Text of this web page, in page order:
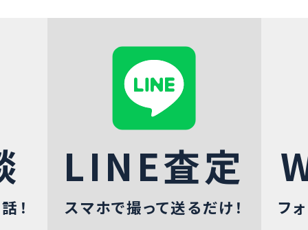
！
LINE査定
スマホで撮って送るだけ！ フ